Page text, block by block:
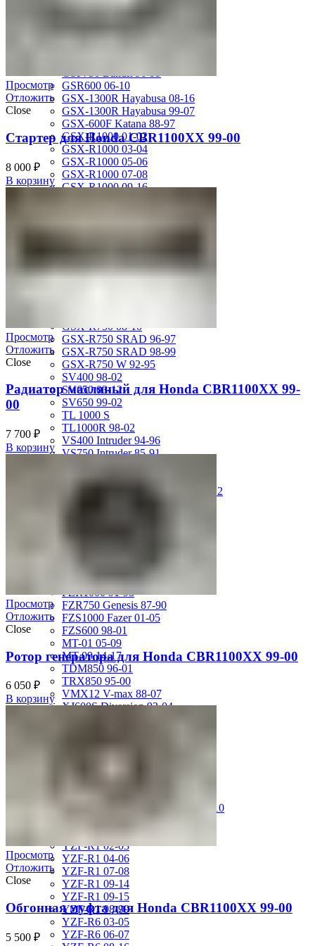
MV Agusta
Suzuki
GSR600 06-10
GSX-1300R Hayabusa 08-16
GSX-1300R Hayabusa 99-07
GSX-600F Katana 88-97
GSX-R1000 01-02
GSX-R1000 03-04
GSX-R1000 05-06
GSX-R1000 07-08
GSX-R1000 09-16
GSX-R600 11-16
GSX-R600 SRAD 97-00
GSX-R750 08-10
GSX-R750 SRAD 96-97
GSX-R750 SRAD 98-99
GSX-R750 W 92-95
SV400 98-02
SV650 03-12
SV650 99-02
TL 1000 S
TL1000R 98-02
VS400 Intruder 94-96
VS750 Intruder 85-91
VZ800 Intruder M800 05-11
VZR1800 Boulevard M109R 06-12
FZ-1 N/S 06-15
FZR1000 87-90
FZR1000 91-93
FZR750 Genesis 87-90
FZS1000 Fazer 01-05
FZS600 98-01
MT-01 05-09
MT-09 14-17
TDM850 96-01
TRX850 95-00
VMX12 V-max 88-07
XJ600S Diversion 92-04
XV1700 Road Star 04-09
XVS400 Drag Star 96-99
XVZ1300 Royal Star Venture 01-10
YZF-1000R Thunderace 96-01
YZF-R1 00-01
YZF-R1 02-03
YZF-R1 04-06
YZF-R1 07-08
YZF-R1 09-14
YZF-R1 09-15
YZF-R1 98-99
YZF-R6 03-05
YZF-R6 06-07
Просмотр
Отложить
Close
Стартер для Honda CBR1100XX 99-00
8 000 ₽
В корзину
Просмотр
Отложить
Close
Радиатор масляный для Honda CBR1100XX 99-
00
7 700 ₽
В корзину
Просмотр
Отложить
Close
Ротор генератора для Honda CBR1100XX 99-00
6 050 ₽
В корзину
Просмотр
Отложить
Close
Обгонная муфта для Honda CBR1100XX 99-00
5 500 ₽